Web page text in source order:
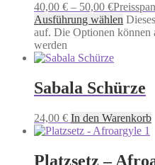
40,00 € – 50,00 €
Ausführung wählen
auf. Die Optionen können
werden
Sabala Schürze
24,00 € In den Warenkorb
Platzsetz –